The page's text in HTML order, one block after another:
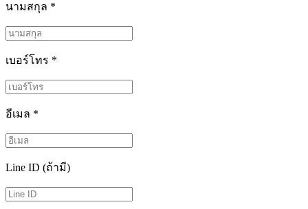
นามสกุล *
เบอร์โทร *
อีเมล *
Line ID (ถ้ามี)